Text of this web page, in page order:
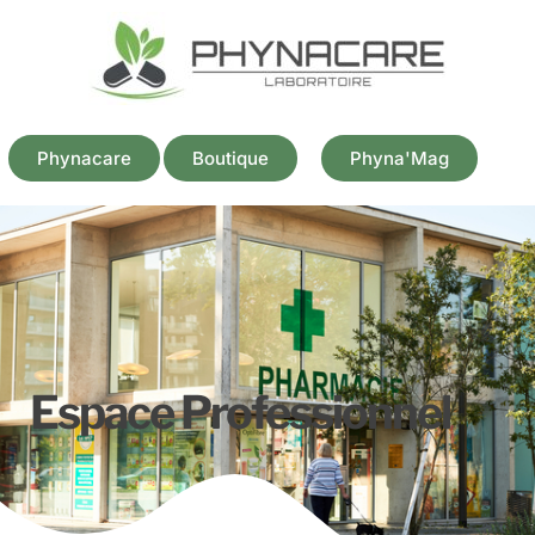
Phynacare Boutique Phyna'Mag
Espace Professionnel